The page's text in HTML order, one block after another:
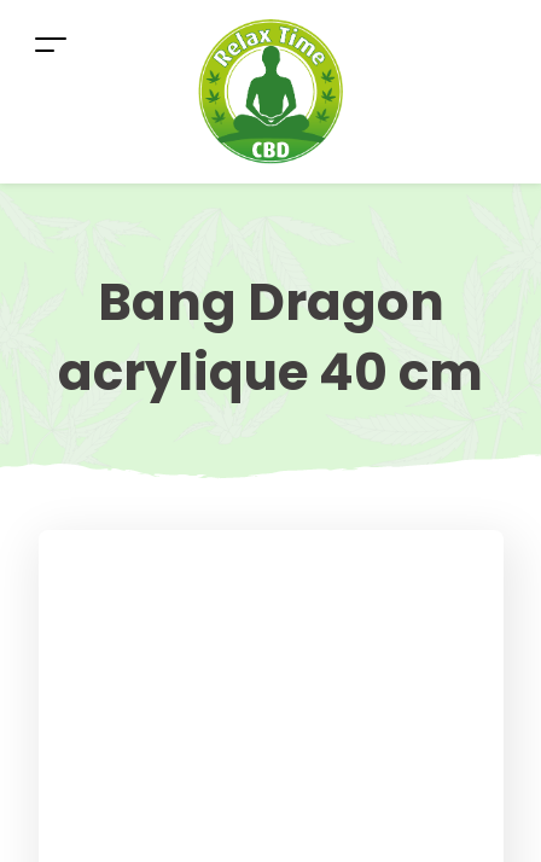
Bang Dragon
acrylique 40 cm